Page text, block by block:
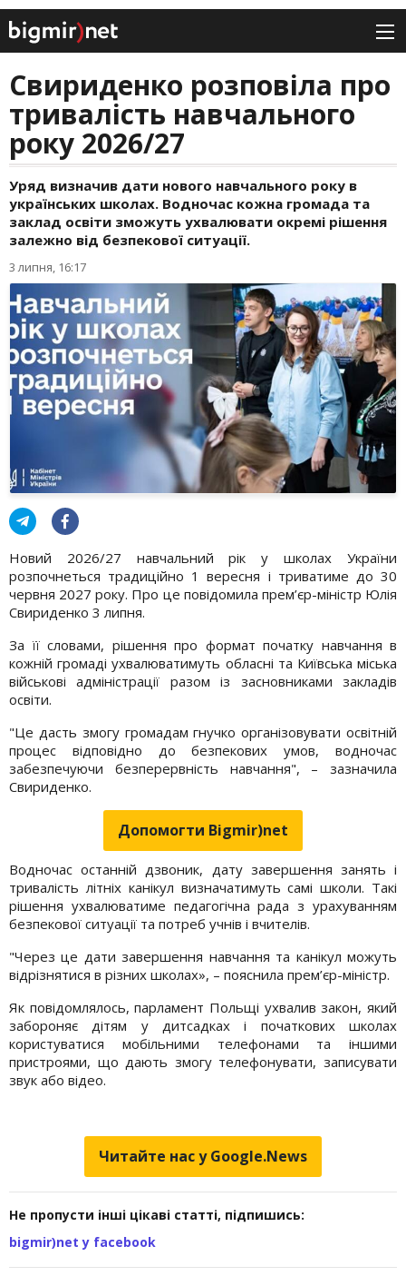
Свириденко розповіла про
тривалість навчального
року 2026/27
Уряд визначив дати нового навчального року в
українських школах. Водночас кожна громада та
заклад освіти зможуть ухвалювати окремі рішення
залежно від безпекової ситуації.
3 липня, 16:17
Новий 2026/27 навчальний рік у школах України
розпочнеться традиційно 1 вересня і триватиме до 30
червня 2027 року. Про це повідомила прем’єр-міністр Юлія
Свириденко 3 липня.
За її словами, рішення про формат початку навчання в
кожній громаді ухвалюватимуть обласні та Київська міська
військові адміністрації разом із засновниками закладів
освіти.
"Це дасть змогу громадам гнучко організовувати освітній
процес відповідно до безпекових умов, водночас
забезпечуючи безперервність навчання", – зазначила
Свириденко.
Допомогти Bigmir)net
Водночас останній дзвоник, дату завершення занять і
тривалість літніх канікул визначатимуть самі школи. Такі
рішення ухвалюватиме педагогічна рада з урахуванням
безпекової ситуації та потреб учнів і вчителів.
"Через це дати завершення навчання та канікул можуть
відрізнятися в різних школах», – пояснила прем’єр-міністр.
Як повідомлялось, парламент Польщі ухвалив закон, який
забороняє дітям у дитсадках і початкових школах
користуватися мобільними телефонами та іншими
пристроями, що дають змогу телефонувати, записувати
звук або відео.
Читайте нас у Google.News
Не пропусти інші цікаві статті, підпишись:
bigmir)net у facebook